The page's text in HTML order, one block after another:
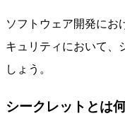
ソフトウェア開発にお
キュリティにおいて、
しょう。
シークレットとは